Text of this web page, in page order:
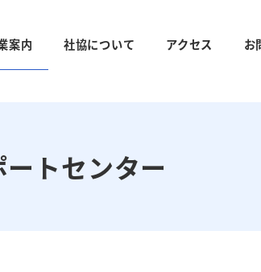
案内 社協について アクセス お
トセンター